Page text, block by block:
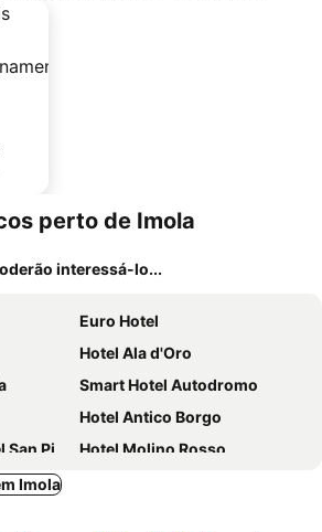
perto de Imola
interessá-lo...
Euro Hotel
Hotel Ala d'Oro
Smart Hotel Autodromo
Hotel Antico Borgo
Pietro
Hotel Molino Rosso
Imola